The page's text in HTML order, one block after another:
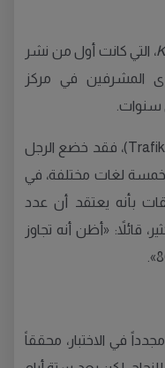
، التي كانت أول من نشر
المشرفين في مركز
سنوات.
ووفقاً لبيانات مصلحة المرور (Trafikverket)، فقد خضع الرجل
وعلى خمسة لغات مختلفة، في
بأنه يعتقد أن عدد
قائلاً: «أظن أنه تجاوز
رسب الرجل مجدداً في الاختبار، محققاً